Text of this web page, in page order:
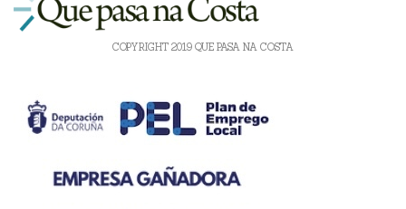
COPYRIGHT 2019 QUE PASA NA COSTA